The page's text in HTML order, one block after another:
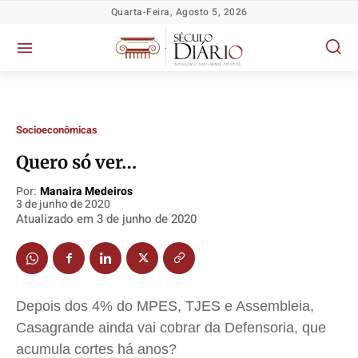
Política
Socioeconômicas
Justiça
Educação
Política
Socioeconômicas
Justiça
Educação
Política
Socioeconômicas
Justiça
Educação
Política
Socioeconômicas
Justiça
Educação
Quarta-Feira, Agosto 5, 2026
Socioeconômicas
Quero só ver…
Por: Manaira Medeiros
3 de junho de 2020
Atualizado em 3 de junho de 2020
Depois dos 4% do MPES, TJES e Assembleia,
Casagrande ainda vai cobrar da Defensoria, que
acumula cortes há anos?